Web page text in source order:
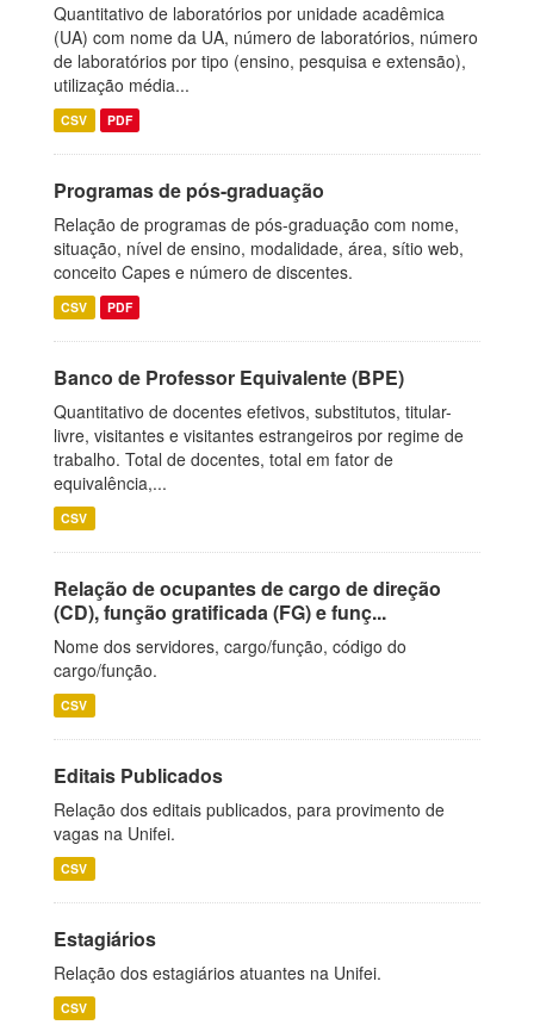
Quantitativo de laboratórios por unidade acadêmica
(UA) com nome da UA, número de laboratórios, número
de laboratórios por tipo (ensino, pesquisa e extensão),
utilização média...
CSV PDF
Programas de pós-graduação
Relação de programas de pós-graduação com nome,
situação, nível de ensino, modalidade, área, sítio web,
conceito Capes e número de discentes.
CSV PDF
Banco de Professor Equivalente (BPE)
Quantitativo de docentes efetivos, substitutos, titular-
livre, visitantes e visitantes estrangeiros por regime de
trabalho. Total de docentes, total em fator de
equivalência,...
CSV
Relação de ocupantes de cargo de direção
(CD), função gratificada (FG) e funç...
Nome dos servidores, cargo/função, código do
cargo/função.
CSV
Editais Publicados
Relação dos editais publicados, para provimento de
vagas na Unifei.
CSV
Estagiários
Relação dos estagiários atuantes na Unifei.
CSV